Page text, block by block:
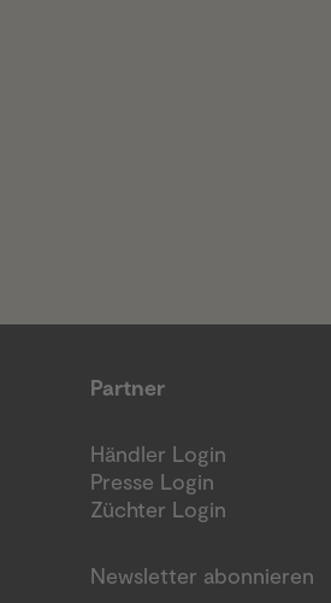
Partner
Händler Login
Presse Login
Züchter Login
Newsletter abonnieren